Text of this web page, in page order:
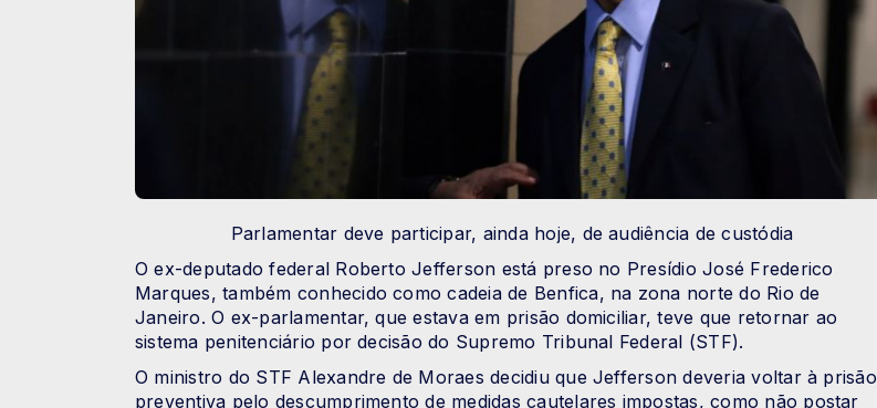
Parlamentar deve participar, ainda hoje, de audiência de custódia
O ex-deputado federal Roberto Jefferson está preso no Presídio José Frederico
Marques, também conhecido como cadeia de Benfica, na zona norte do Rio de
Janeiro. O ex-parlamentar, que estava em prisão domiciliar, teve que retornar ao
sistema penitenciário por decisão do Supremo Tribunal Federal (STF).
O ministro do STF Alexandre de Moraes decidiu que Jefferson deveria voltar à prisão
preventiva pelo descumprimento de medidas cautelares impostas, como não postar